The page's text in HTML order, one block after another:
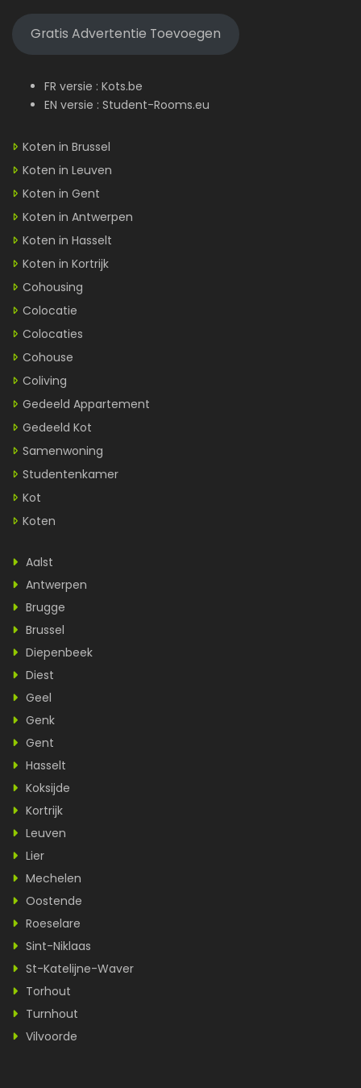
Gratis Advertentie Toevoegen
FR versie : Kots.be
EN versie : Student-Rooms.eu
Koten in Brussel
Koten in Leuven
Koten in Gent
Koten in Antwerpen
Koten in Hasselt
Koten in Kortrijk
Cohousing
Colocatie
Colocaties
Cohouse
Coliving
Gedeeld Appartement
Gedeeld Kot
Samenwoning
Studentenkamer
Kot
Koten
Aalst
Antwerpen
Brugge
Brussel
Diepenbeek
Diest
Geel
Genk
Gent
Hasselt
Koksijde
Kortrijk
Leuven
Lier
Mechelen
Oostende
Roeselare
Sint-Niklaas
St-Katelijne-Waver
Torhout
Turnhout
Vilvoorde